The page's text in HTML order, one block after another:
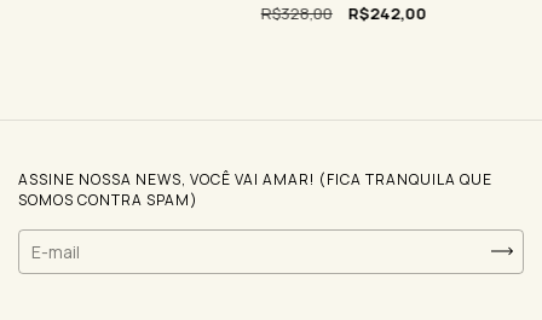
R$328,00
R$242,00
ASSINE NOSSA NEWS, VOCÊ VAI AMAR! (FICA TRANQUILA QUE
SOMOS CONTRA SPAM)